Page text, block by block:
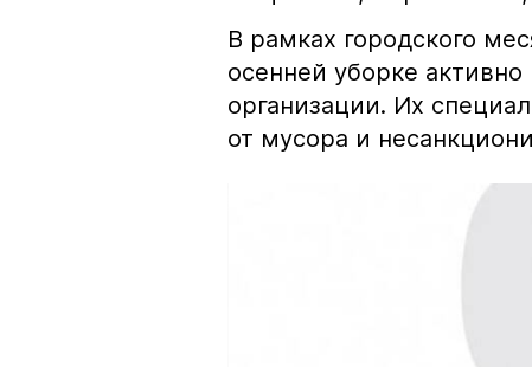
В рамках городского
осенней уборке
организации. Их
от мусора и